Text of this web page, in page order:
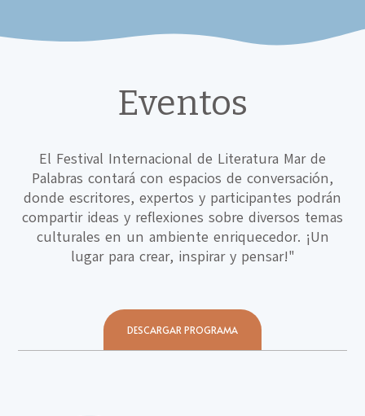
Eventos
El Festival Internacional de Literatura Mar de
Palabras contará con espacios de conversación,
donde escritores, expertos y participantes podrán
compartir ideas y reflexiones sobre diversos temas
culturales en un ambiente enriquecedor. ¡Un
lugar para crear, inspirar y pensar!"
DESCARGAR PROGRAMA